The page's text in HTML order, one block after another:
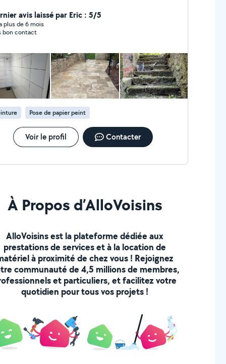
avis laissé par Eric : 5/5
plus de 6 mois
bon contact
Pose de papier peint
Voir le profil Contacter
À Propos d’AlloVoisins
AlloVoisins est la plateforme dédiée aux
prestations de services et à la location de
à proximité de chez vous ! Rejoignez
communauté de 4,5 millions de membres,
et particuliers, et facilitez votre
quotidien pour tous vos projets !